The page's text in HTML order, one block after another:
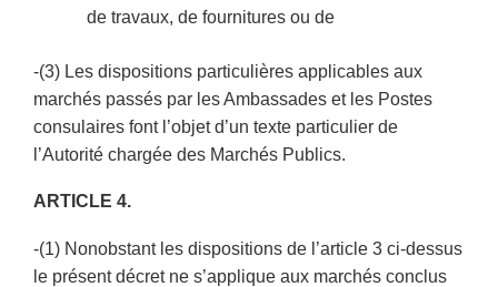
de travaux, de fournitures ou de
-(3) Les dispositions particulières applicables aux
marchés passés par les Ambassades et les Postes
consulaires font l’objet d’un texte particulier de
l’Autorité chargée des Marchés Publics.
ARTICLE 4.
-(1) Nonobstant les dispositions de l’article 3 ci-dessus
le présent décret ne s’applique aux marchés conclus